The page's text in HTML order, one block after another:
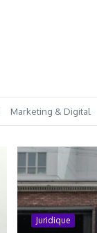
Marketing & Digital
Juridique